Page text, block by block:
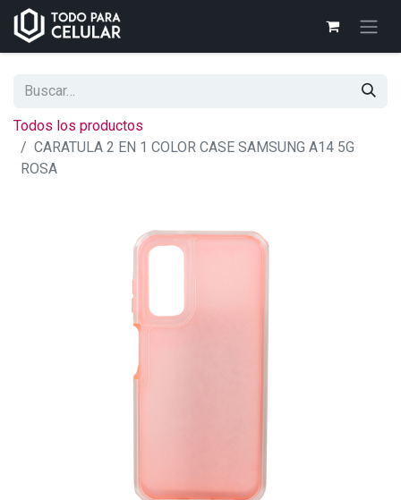
Todos los productos
CARATULA 2 EN 1 COLOR CASE SAMSUNG A14 5G
ROSA